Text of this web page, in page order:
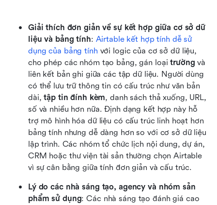
Giải thích đơn giản về sự kết hợp giữa cơ sở dữ
liệu và bảng tính: Airtable kết hợp tính dễ sử
dụng của bảng tính với logic của cơ sở dữ liệu,
cho phép các nhóm tạo bảng, gán loại trường và
liên kết bản ghi giữa các tập dữ liệu. Người dùng
có thể lưu trữ thông tin có cấu trúc như văn bản
dài, tập tin đính kèm, danh sách thả xuống, URL,
số và nhiều hơn nữa. Định dạng kết hợp này hỗ
trợ mô hình hóa dữ liệu có cấu trúc linh hoạt hơn
bảng tính nhưng dễ dàng hơn so với cơ sở dữ liệu
lập trình. Các nhóm tổ chức lịch nội dung, dự án,
CRM hoặc thư viện tài sản thường chọn Airtable
vì sự cân bằng giữa tính đơn giản và cấu trúc.
Lý do các nhà sáng tạo, agency và nhóm sản
phẩm sử dụng: Các nhà sáng tạo đánh giá cao